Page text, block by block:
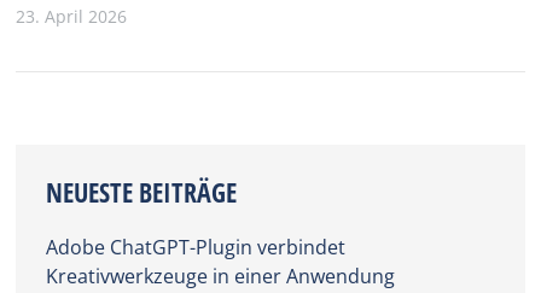
23. April 2026
NEUESTE BEITRÄGE
Adobe ChatGPT-Plugin verbindet
Kreativwerkzeuge in einer Anwendung